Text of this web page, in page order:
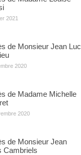
2021
de Monsieur Jean Luc
2020
de Madame Michelle
2020
de Monsieur Jean
Cambriels